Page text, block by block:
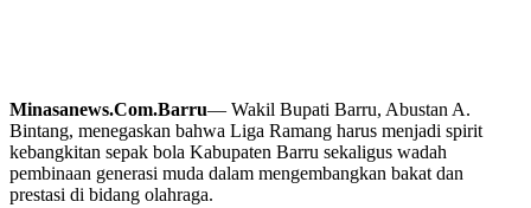
Minasanews.Com.Barru— Wakil Bupati Barru, Abustan A.
Bintang, menegaskan bahwa Liga Ramang harus menjadi spirit
kebangkitan sepak bola Kabupaten Barru sekaligus wadah
pembinaan generasi muda dalam mengembangkan bakat dan
prestasi di bidang olahraga.